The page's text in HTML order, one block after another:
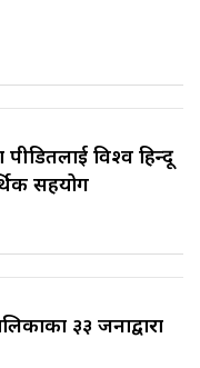
विश्व हिन्दू
सहयोग
३३ जनाद्वारा